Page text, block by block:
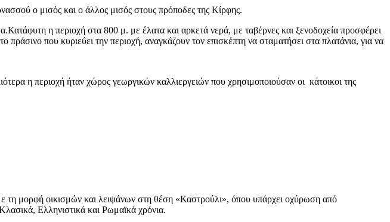
ο μισός και ο άλλος μισός στους πρόποδες της Κίρφης.
η περιοχή στα 800 μ. με έλατα και αρκετά νερά, με ταβέρνες και ξενοδοχεία προσφέρει
που κυριεύει την περιοχή, αναγκάζουν τον επισκέπτη να σταματήσει στα πλατάνια, για να
η περιοχή ήταν χώρος γεωργικών καλλιεργειών που χρησιμοποιούσαν οι κάτοικοι της
τη μορφή οικισμών και λειψάνων στη θέση «Καστρούλι», όπου υπάρχει οχύρωση από
Ελληνιστικά και Ρωμαϊκά χρόνια.